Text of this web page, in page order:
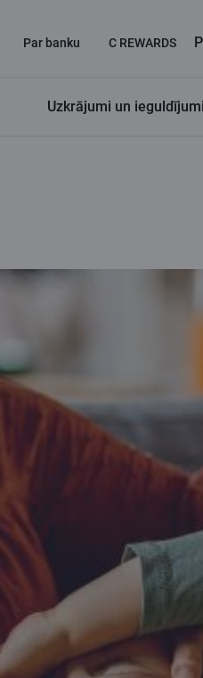
Par banku C REWARDS
Uzkrājumi un ieguldījumi